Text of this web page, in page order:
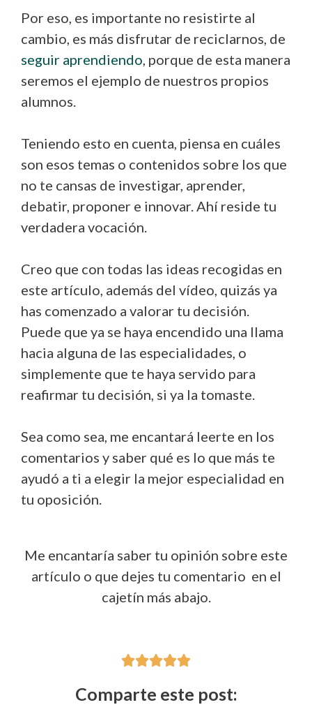
Por eso, es importante no resistirte al
cambio, es más disfrutar de reciclarnos, de
seguir aprendiendo , porque de esta manera
seremos el ejemplo de nuestros propios
alumnos.
Teniendo esto en cuenta, piensa en cuáles
son esos temas o contenidos sobre los que
no te cansas de investigar, aprender,
debatir, proponer e innovar. Ahí reside tu
verdadera vocación.
Creo que con todas las ideas recogidas en
este artículo, además del vídeo, quizás ya
has comenzado a valorar tu decisión.
Puede que ya se haya encendido una llama
hacia alguna de las especialidades, o
simplemente que te haya servido para
reafirmar tu decisión, si ya la tomaste.
Sea como sea, me encantará leerte en los
comentarios y saber qué es lo que más te
ayudó a ti a elegir la mejor especialidad en
tu oposición.
Me encantaría saber tu opinión sobre este
artículo o que dejes tu comentario en el
cajetín más abajo.

Comparte este post: